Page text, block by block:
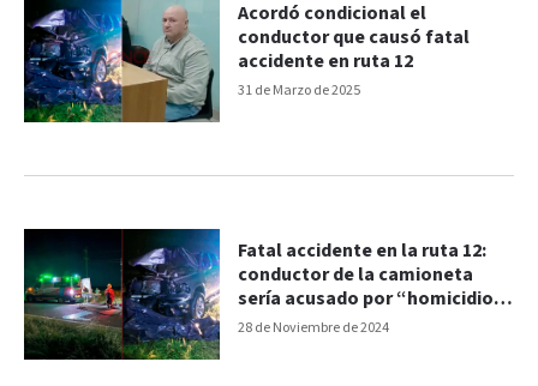
31 de Marzo de 2025
Acordó condicional el
conductor que causó fatal
accidente en ruta 12
28 de Noviembre de 2024
Fatal accidente en la ruta 12:
conductor de la camioneta
sería acusado por “homicidio
culposo”